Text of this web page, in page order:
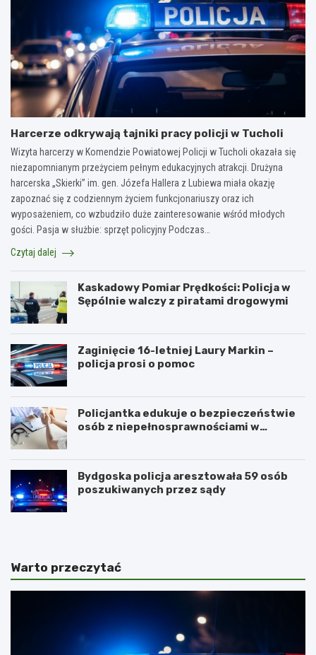
Harcerze odkrywają tajniki pracy policji w Tucholi
Wizyta harcerzy w Komendzie Powiatowej Policji w Tucholi okazała się
niezapomnianym przeżyciem pełnym edukacyjnych atrakcji. Drużyna
harcerska „Skierki” im. gen. Józefa Hallera z Lubiewa miała okazję
zapoznać się z codziennym życiem funkcjonariuszy oraz ich
wyposażeniem, co wzbudziło duże zainteresowanie wśród młodych
gości. Pasja w służbie: sprzęt policyjny Podczas…
Czytaj dalej
Kaskadowy Pomiar Prędkości: Policja w
Sępólnie walczy z piratami drogowymi
Zaginięcie 16-letniej Laury Markin –
policja prosi o pomoc
Policjantka edukuje o bezpieczeństwie
osób z niepełnosprawnościami w
Bydgoska policja aresztowała 59 osób
poszukiwanych przez sądy
Warto przeczytać